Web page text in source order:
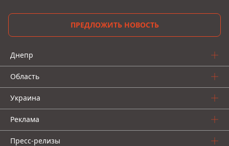
ПРЕДЛОЖИТЬ НОВОСТЬ
Днепр
Область
Украина
Реклама
Пресс-релизы